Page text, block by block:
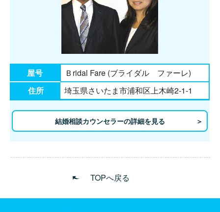
屋号
Ｂridal Fare (ブライダル ファーレ)
住所
埼玉県さいたま市浦和区上木崎2-1-1
結婚相談カウンセラーの詳細を見る
TOPへ戻る